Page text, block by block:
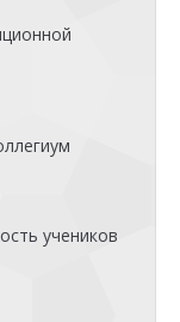
учеников